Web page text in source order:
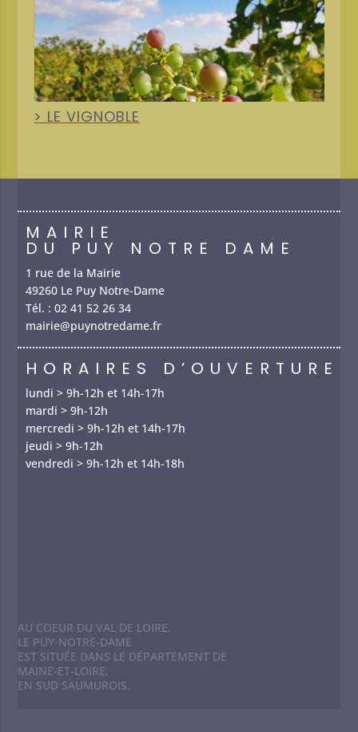
LE VIGNOBLE
+
MAIRIE
DU PUY NOTRE DAME
1 rue de la Mairie
49260 Le Puy Notre-Dame
Tél. :02 41 52 26 34
mairie@puynotredame.fr
HORAIRES D’OUVERTURE
lundi > 9h-12h et 14h-17h
mardi > 9h-12h
mercredi > 9h-12h et 14h-17h
jeudi > 9h-12h
vendredi > 9h-12h et 14h-18h
AU COEUR DU VAL DE LOIRE,
LE PUY-NOTRE-DAME
EST SITUÉE DANS LE DÉPARTEMENT DE
MAINE-ET-LOIRE,
EN SUD SAUMUROIS.